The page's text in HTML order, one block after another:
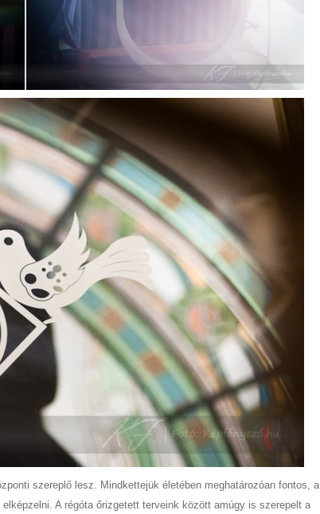
szereplő lesz. Mindkettejük életében meghatározóan fontos, a
A régóta őrizgetett terveink között amúgy is szerepelt a